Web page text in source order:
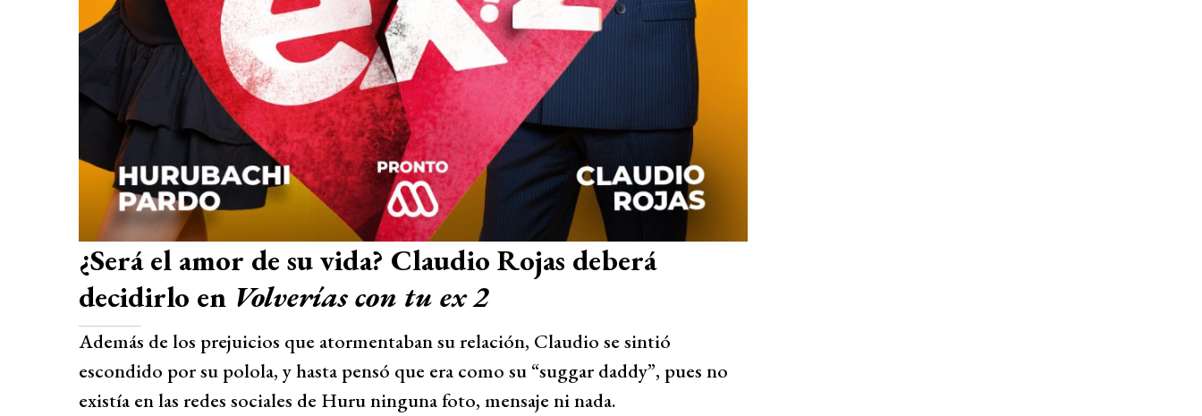
¿Será el amor de su vida? Claudio Rojas deberá
decidirlo en Volverías con tu ex 2
Además de los prejuicios que atormentaban su relación, Claudio se sintió
escondido por su polola, y hasta pensó que era como su “suggar daddy”, pues no
existía en las redes sociales de Huru ninguna foto, mensaje ni nada.